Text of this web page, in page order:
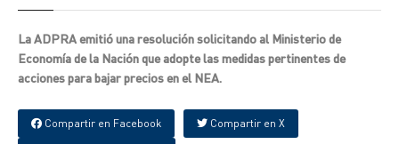
La ADPRA emitió una resolución solicitando al Ministerio de
Economía de la Nación que adopte las medidas pertinentes de
acciones para bajar precios en el NEA.
Compartir en Facebook Compartir en X